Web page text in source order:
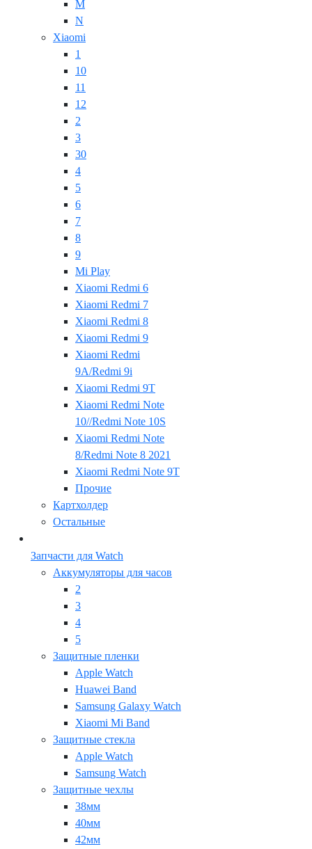
M
N
Xiaomi
1
10
11
12
2
3
30
4
5
6
7
8
9
Mi Play
Xiaomi Redmi 6
Xiaomi Redmi 7
Xiaomi Redmi 8
Xiaomi Redmi 9
Xiaomi Redmi
9A/Redmi 9i
Xiaomi Redmi 9T
Xiaomi Redmi Note
10//Redmi Note 10S
Xiaomi Redmi Note
8/Redmi Note 8 2021
Xiaomi Redmi Note 9T
Прочие
Картхолдер
Остальные
Запчасти для Watch
Аккумуляторы для часов
2
3
4
5
Защитные пленки
Apple Watch
Huawei Band
Samsung Galaxy Watch
Xiaomi Mi Band
Защитные стекла
Apple Watch
Samsung Watch
Защитные чехлы
38мм
40мм
42мм